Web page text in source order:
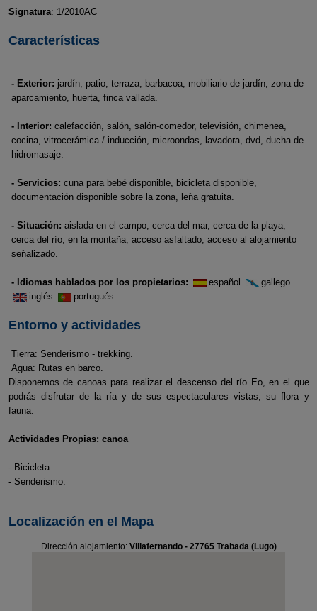
Signatura: 1/2010AC
Características
- Exterior: jardín, patio, terraza, barbacoa, mobiliario de jardín, zona de
aparcamiento, huerta, finca vallada.
- Interior: calefacción, salón, salón-comedor, televisión, chimenea,
cocina, vitrocerámica / inducción, microondas, lavadora, dvd, ducha de
hidromasaje.
- Servicios: cuna para bebé disponible, bicicleta disponible,
documentación disponible sobre la zona, leña gratuita.
- Situación: aislada en el campo, cerca del mar, cerca de la playa,
cerca del río, en la montaña, acceso asfaltado, acceso al alojamiento
señalizado.
- Idiomas hablados por los propietarios: español
gallego
inglés
portugués
Entorno y actividades
Tierra: Senderismo - trekking.
Agua: Rutas en barco.
Disponemos de canoas para realizar el descenso del río Eo, en el que
podrás disfrutar de la ría y de sus espectaculares vistas, su flora y
fauna.
Actividades Propias: canoa
- Bicicleta.
- Senderismo.
Localización en el Mapa
Dirección alojamiento: Villafernando - 27765 Trabada (Lugo)